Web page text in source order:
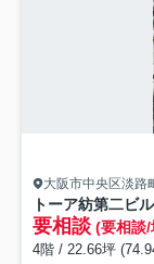
大阪市中央区淡路
トーア紡第二ビル
要相談 (要相談/
4階 / 22.66坪